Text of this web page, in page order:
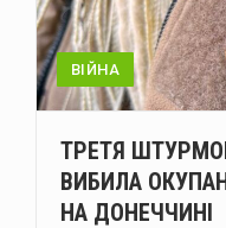
ВІЙНА
ТРЕТЯ
ВИБИЛА
НА ДОНЕЧЧИНІ